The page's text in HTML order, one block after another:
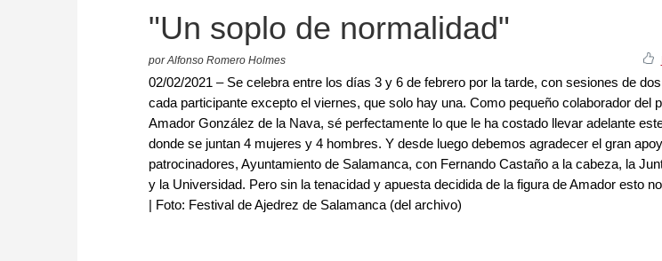
"Un soplo de normalidad"
por Alfonso Romero Holmes
02/02/2021 – Se celebra entre los días 3 y 6 de febrero por la tarde, con sesiones de
cada participante excepto el viernes, que solo hay una. Como pequeño colaborador del
Amador González de la Nava, sé perfectamente lo que le ha costado llevar adelante
donde se juntan 4 mujeres y 4 hombres. Y desde luego debemos agradecer el gran
patrocinadores, Ayuntamiento de Salamanca, con Fernando Castaño a la cabeza, la
y la Universidad. Pero sin la tenacidad y apuesta decidida de la figura de Amador esto
| Foto: Festival de Ajedrez de Salamanca (del archivo)